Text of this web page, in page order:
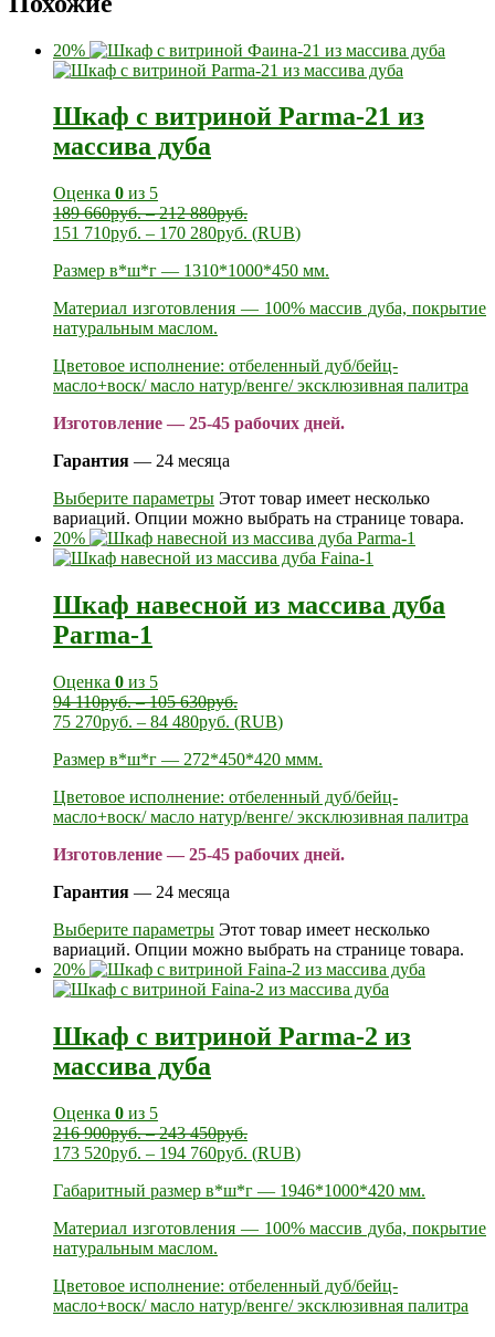
20%
Шкаф с витриной Parma-21 из
массива дуба
Оценка 0 из 5
189 660руб.–212 880руб.
151 710руб. – 170 280руб. (RUB)
Размер в*ш*г — 1310*1000*450 мм.
Материал изготовления — 100% массив дуба, покрытие
натуральным маслом.
Цветовое исполнение: отбеленный дуб/бейц-
масло+воск/ масло натур/венге/ эксклюзивная палитра
Изготовление — 25-45 рабочих дней.
Гарантия — 24 месяца
Выберите параметры Этот товар имеет несколько
вариаций. Опции можно выбрать на странице товара.
20%
Шкаф навесной из массива дуба
Parma-1
Оценка 0 из 5
94 110руб.–105 630руб.
75 270руб. – 84 480руб. (RUB)
Размер в*ш*г — 272*450*420 ммм.
Цветовое исполнение: отбеленный дуб/бейц-
масло+воск/ масло натур/венге/ эксклюзивная палитра
Изготовление — 25-45 рабочих дней.
Гарантия — 24 месяца
Выберите параметры Этот товар имеет несколько
вариаций. Опции можно выбрать на странице товара.
20%
Шкаф с витриной Parma-2 из
массива дуба
Оценка 0 из 5
216 900руб.–243 450руб.
173 520руб. – 194 760руб. (RUB)
Габаритный размер в*ш*г — 1946*1000*420 мм.
Материал изготовления — 100% массив дуба, покрытие
натуральным маслом.
Цветовое исполнение: отбеленный дуб/бейц-
масло+воск/ масло натур/венге/ эксклюзивная палитра